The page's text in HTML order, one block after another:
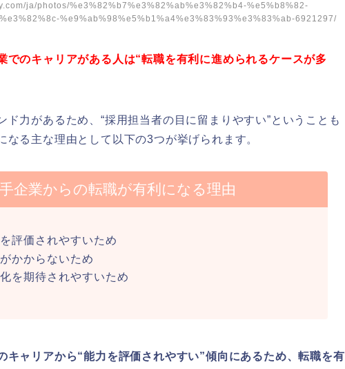
ja/photos/%e3%82%b7%e3%82%ab%e3%82%b4-%e5%b8%82-
%e9%ab%98%e5%b1%a4%e3%83%93%e3%83%ab-6921297/
でのキャリアがある人は“転職を有利に進められるケースが多
ド力があるため、“採用担当者の目に留まりやすい”ということも
なる主な理由として以下の3つが挙げられます。
企業からの転職が有利になる理由
評価されやすいため
かからないため
を期待されやすいため
キャリアから“能力を評価されやすい”傾向にあるため、転職を有